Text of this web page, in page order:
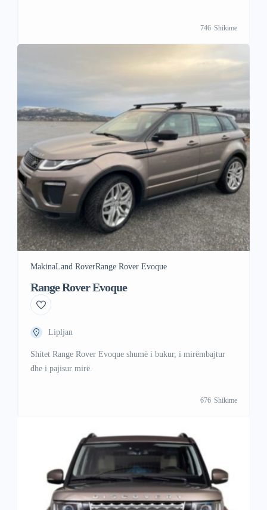
746 Shikime
MakinaLand RoverRange Rover Evoque
Range Rover Evoque
Lipljan
Shitet Range Rover Evoque shumë i bukur, i mirëmbajtur
dhe i pajisur mirë.
676 Shikime